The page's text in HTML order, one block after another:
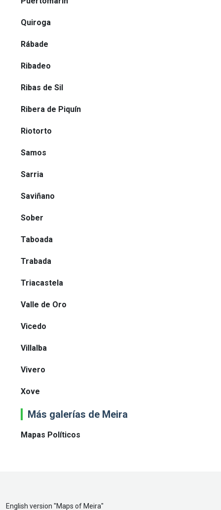
Quiroga
Rábade
Ribadeo
Ribas de Sil
Ribera de Piquín
Riotorto
Samos
Sarria
Saviñano
Sober
Taboada
Trabada
Triacastela
Valle de Oro
Vicedo
Villalba
Vivero
Xove
Más galerías de Meira
Mapas Políticos
English version "Maps of Meira"